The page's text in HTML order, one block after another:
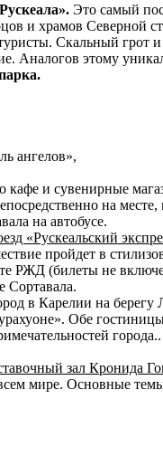
Это самый
и храмов Северной
Скальный
Аналогов этому
ангелов»,
кафе и сувенирные
на
на автобусе.
«Рускеальский
пройдет в
РЖД (билеты не
Сортавала.
в Карелии на берегу
Обе
города..
зал Кронида
мире. Основные